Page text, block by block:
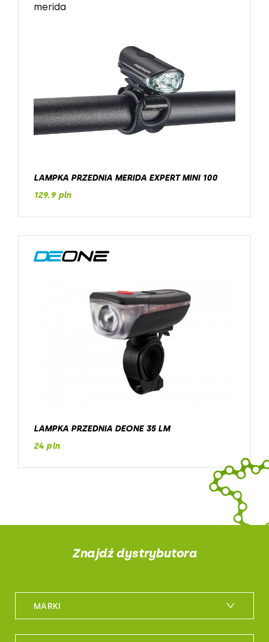
merida
LAMPKA PRZEDNIA MERIDA EXPERT MINI 100
129.9 pln
LAMPKA PRZEDNIA DEONE 35 LM
24 pln
Znajdź dystrybutora
MARKI
m_bike